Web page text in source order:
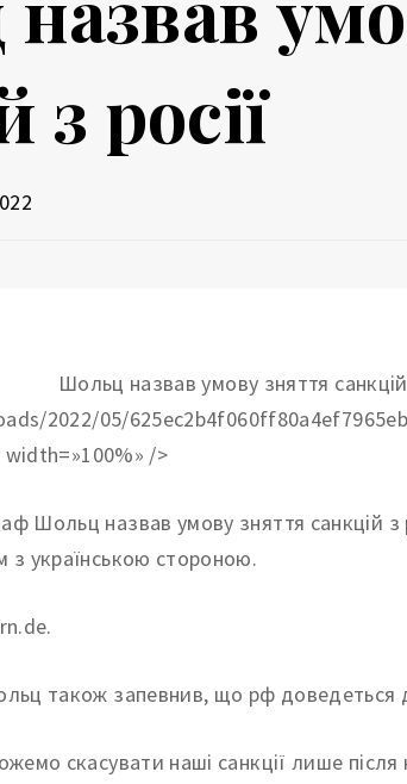
з росії
2022/05/
width=»100%» />
Шольц назвав умову зняття санкцій з
з українською стороною.
також запевнив, що рф доведеться
скасувати наші санкції лише